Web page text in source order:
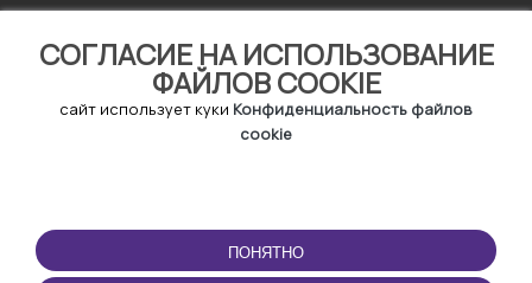
СОГЛАСИЕ НА ИСПОЛЬЗОВАНИЕ
ФАЙЛОВ COOKIE
сайт использует куки Конфиденциальность файлов
cookie
ПОНЯТНО
ЭКСПЛУАТАЦИИ
Условия и положения
ПРИЛОЖЕНИЕ